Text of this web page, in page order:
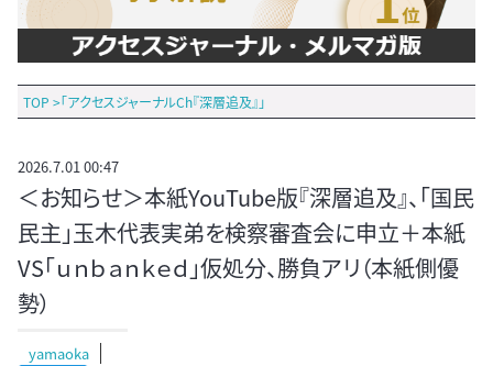
TOP >「アクセスジャーナルCh『深層追及』」
2026.7.01 00:47
＜お知らせ＞本紙YouTube版『深層追及』、「国民
民主」玉木代表実弟を検察審査会に申立＋本紙
VS「ｕｎｂａｎｋｅｄ」仮処分、勝負アリ（本紙側優
勢）
yamaoka